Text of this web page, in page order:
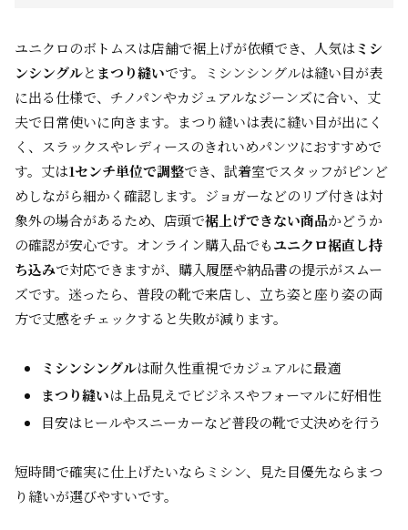
ユニクロのボトムスは店舗で裾上げが依頼でき、人気はミシ
ンシングルと まつり縫いです。ミシンシングルは縫い目が表
に出る仕様で、チノパンやカジュアルなジーンズに合い、丈
夫で日常使いに向きます。まつり縫いは表に縫い目が出にく
く、スラックスやレディースのきれいめパンツにおすすめで
す。丈は1センチ単位で調整でき、試着室でスタッフがピンど
めしながら細かく確認します。ジョガーなどのリブ付きは対
象外の場合があるため、店頭で裾上げできない商品かどうか
の確認が安心です。オンライン購入品でもユニクロ裾直し持
ち込みで対応できますが、購入履歴や納品書の提示がスムー
ズです。迷ったら、普段の靴で来店し、立ち姿と座り姿の両
方で丈感をチェックすると失敗が減ります。
ミシンシングルは耐久性重視でカジュアルに最適
まつり縫いは上品見えでビジネスやフォーマルに好相性
目安はヒールやスニーカーなど普段の靴で丈決めを行う
短時間で確実に仕上げたいならミシン、見た目優先ならまつ
り縫いが選びやすいです。